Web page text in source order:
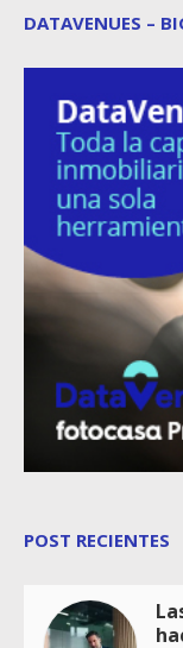
DATAVENUES –
POST RECIENTES